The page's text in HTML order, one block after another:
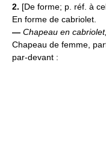
2. [De forme; p. réf. à
En forme de cabriolet.
— Chapeau en
Chapeau de femme,
par-devant :